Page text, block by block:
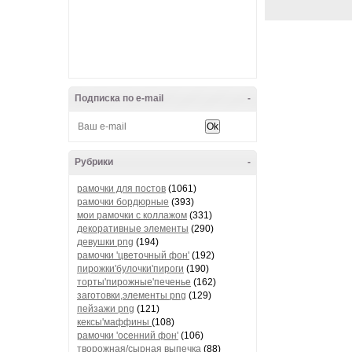
-
Подписка по e-mail
-
Рубрики
рамочки для постов (1061)
рамочки бордюрные (393)
мои рамочки с коллажом (331)
декоративные элементы (290)
девушки png (194)
рамочки 'цветочный фон' (192)
пирожки'булочки'пироги (190)
торты'пирожные'печенье (162)
заготовки,элементы png (129)
пейзажи png (121)
кексы'маффины (108)
рамочки 'осенний фон' (106)
творожная/сырная выпечка (88)